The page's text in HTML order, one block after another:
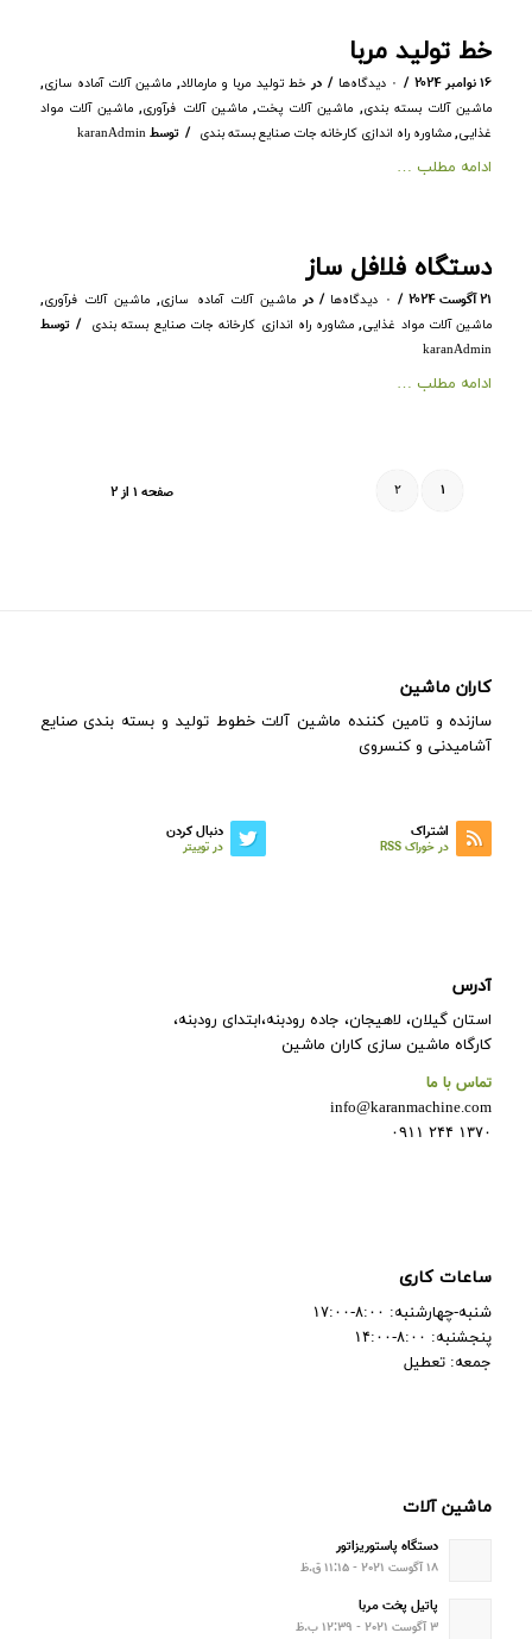
خط تولید مربا
۱۶ نوامبر ۲۰۲۴ / ۰ دیدگاه‌ها / در خط تولید مربا و مارمالاد, ماشین آلات آماده سازی,
ماشین آلات بسته بندی, ماشین آلات پخت,ماشین آلات فرآوری, ماشین آلات مواد
غذایی, مشاوره راه اندازی کارخانه جات صنایع بسته بندی / توسط karanAdmin
ادامه مطلب …
دستگاه فلافل ساز
۲۱ آگوست ۲۰۲۴ / ۰ دیدگاه‌ها / درماشین آلات آماده سازی, ماشین آلات فرآوری,
ماشین آلات مواد غذایی, مشاوره راه اندازی کارخانه جات صنایع بسته بندی / توسط
karanAdmin
ادامه مطلب …
صفحه ۱ از ۲ ۱ ۲
کاران ماشین
سازنده و تامین کننده ماشین آلات خطوط تولید و بسته بندی صنایع
آشامیدنی و کنسروی
دنبال کردن
در توییتر
اشتراک
در خوراک RSS
آدرس
استان گیلان، لاهیجان، جاده رودبنه،ابتدای رودبنه،
کارگاه ماشین سازی کاران ماشین
تماس با ما
info@karanmachine.com
۱۳۷۰ ۲۴۴ ۰۹۱۱
ساعات کاری
شنبه-چهارشنبه: ۸:۰۰-۱۷:۰۰
پنجشنبه: ۸:۰۰-۱۴:۰۰
جمعه: تعطیل
ماشین آلات
دستگاه پاستوریزاتور
۱۸ آگوست ۲۰۲۱ - ۱۱:۱۵ ق.ظ
پاتیل پخت مربا
۳ آگوست ۲۰۲۱ - ۱۲:۳۹ ب.ظ